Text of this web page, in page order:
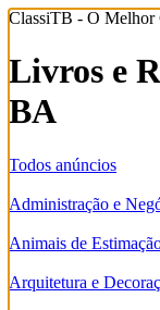
ClassiTB - O Melhor
Livros e
BA
Todos anúncios
Administração e
Animais de
Arquitetura e